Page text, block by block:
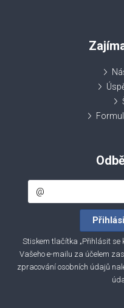
Stiskem tlačítka „Přihlásit se
Vašeho e-mailu za účelem
zpracování osobních údajů